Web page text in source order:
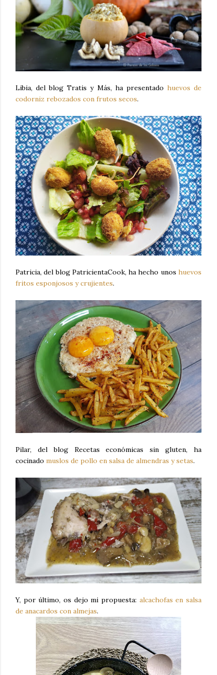
Libia, del blog Tratis y Más, ha presentado huevos de
codorniz rebozados con frutos secos.
Patricia, del blog PatricientaCook, ha hecho unos huevos
fritos esponjosos y crujientes.
Pilar, del blog Recetas económicas sin gluten, ha
cocinado muslos de pollo en salsa de almendras y setas.
Y, por último, os dejo mi propuesta: alcachofas en salsa
de anacardos con almejas.